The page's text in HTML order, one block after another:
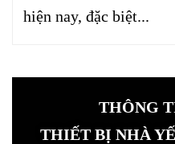
hiện nay, đặc biệt...
THÔNG
THIẾT BỊ NHÀ